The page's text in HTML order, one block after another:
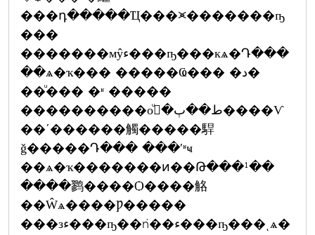
���դ�����Ҵ���⪤�������ҧ
���
�������мŷء���ҧ���кѧ�Դ���
��ѧ�ҡ��� �����Ҩ��� �د�
��ͧ��� �ʶ �����
����������оط��ٻ�ءͧ����Ѵ
��ʹ������觸�����駻
ǧ�����Դ��� ���ʹʶҹ
��ѧ�ҡ�������ͷ��Թ���¹��
����鹨����Ѻ����觡
��Ŵѧ����Ƿ�����
���зء���ҧ��ǹ��ء���ҧ���ͺѧ�